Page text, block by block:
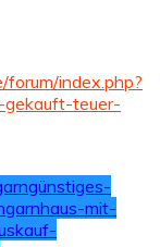
index.php?
gekauft-teuer-
günstiges-
haus-mit-